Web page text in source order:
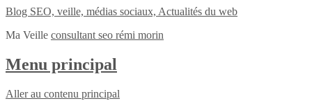
Blog SEO, veille, médias sociaux, Actualités du web
Ma Veille consultant seo rémi morin
Menu principal
Aller au contenu principal